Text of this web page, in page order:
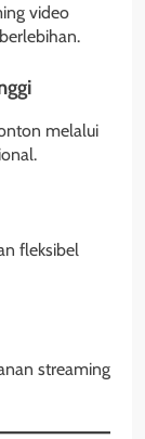
video
melalui
fleksibel
streaming